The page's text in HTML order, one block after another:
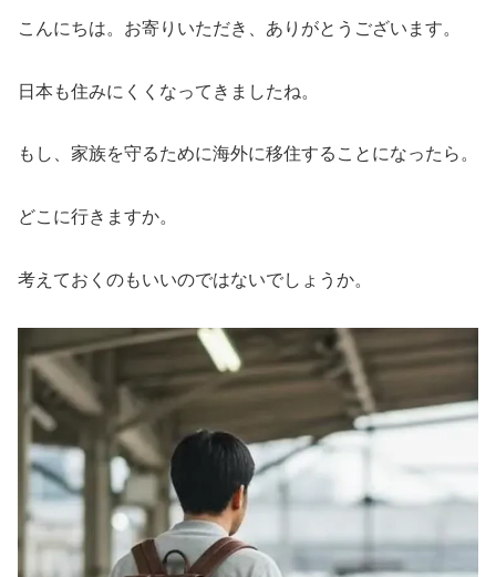
こんにちは。お寄りいただき、ありがとうございます。
日本も住みにくくなってきましたね。
もし、家族を守るために海外に移住することになったら。
どこに行きますか。
考えておくのもいいのではないでしょうか。